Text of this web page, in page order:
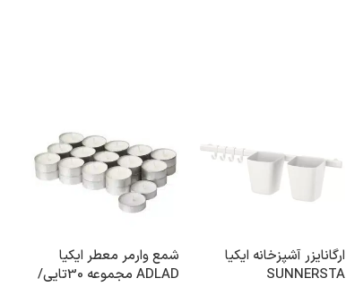
ارگانایزر آشپزخانه ایکیا
SUNNERSTA
شمع وارمر معطر ایکیا
ADLAD مجموعه 30تایی/